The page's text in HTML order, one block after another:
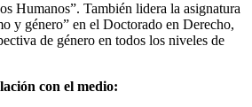
Humanos”. También lidera la asignatura
y género” en el Doctorado en Derecho,
de género en todos los niveles de
con el medio: